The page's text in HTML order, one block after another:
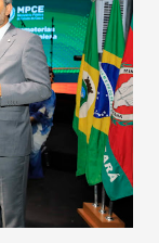
ser
durante
de
do
para o
do MPCE
a outros